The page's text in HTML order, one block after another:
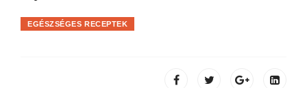
EGÉSZSÉGES RECEPTEK